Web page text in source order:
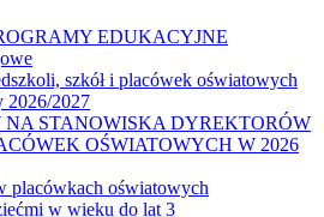
EDUKACYJNE
szkół i placówek oświatowych
2026/2027
STANOWISKA DYREKTORÓW
OŚWIATOWYCH W 2026
placówkach oświatowych
w wieku do lat 3